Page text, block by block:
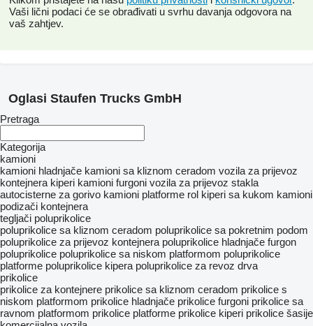
Vaši lični podaci će se obrađivati ​​u svrhu davanja odgovora na
vaš zahtjev.
Oglasi Staufen Trucks GmbH
Pretraga
Kategorija
kamioni
kamioni hladnjače kamioni sa kliznom ceradom vozila za prijevoz
kontejnera kiperi kamioni furgoni vozila za prijevoz stakla
autocisterne za gorivo kamioni platforme rol kiperi sa kukom kamioni
podizači kontejnera
tegljači poluprikolice
poluprikolice sa kliznom ceradom poluprikolice sa pokretnim podom
poluprikolice za prijevoz kontejnera poluprikolice hladnjače furgon
poluprikolice poluprikolice sa niskom platformom poluprikolice
platforme poluprikolice kipera poluprikolice za revoz drva
prikolice
prikolice za kontejnere prikolice sa kliznom ceradom prikolice s
niskom platformom prikolice hladnjače prikolice furgoni prikolice sa
ravnom platformom prikolice platforme prikolice kiperi prikolice šasije